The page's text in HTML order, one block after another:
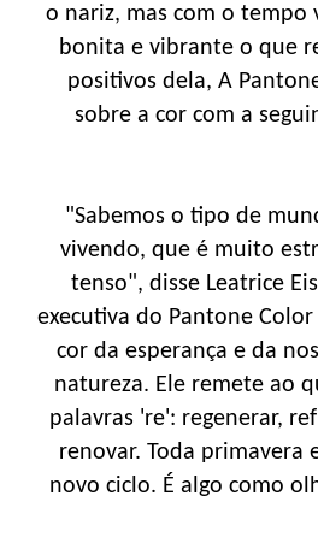
o nariz, mas com o tempo
bonita e vibrante o que
positivos dela, A
sobre a cor com a
"Sabemos o tipo de
vivendo, que é muito
tenso", disse Leatrice
executiva do Pantone
cor da esperança e da
natureza. Ele remete ao
palavras 're': regenerar,
renovar. Toda primavera
novo ciclo. É algo como